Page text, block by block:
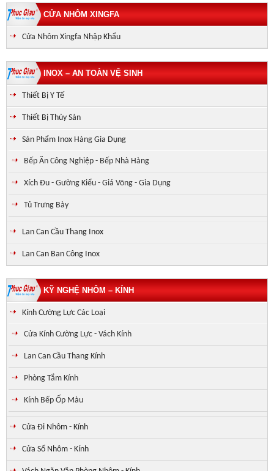
CỬA NHÔM XINGFA
Cửa Nhôm Xingfa Nhập Khẩu
INOX – AN TOÀN VỆ SINH
Thiết Bị Y Tế
Thiết Bị Thủy Sản
Sản Phẩm Inox Hàng Gia Dụng
Bếp Ăn Công Nghiệp - Bếp Nhà Hàng
Xích Đu - Gường Kiểu - Giá Võng - Gia Dụng
Tủ Trưng Bày
Lan Can Cầu Thang Inox
Lan Can Ban Công Inox
KỸ NGHỆ NHÔM – KÍNH
Kính Cường Lực Các Loại
Cửa Kính Cường Lực - Vách Kính
Lan Can Cầu Thang Kính
Phòng Tắm Kính
Kính Bếp Ốp Màu
Cửa Đi Nhôm - Kính
Cửa Sổ Nhôm - Kính